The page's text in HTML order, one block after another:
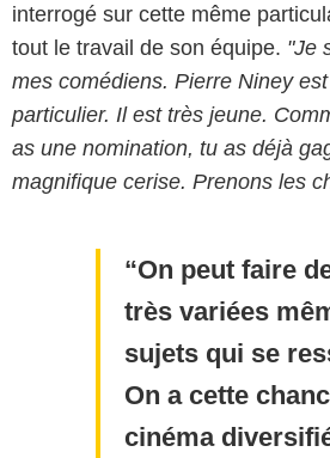
interrogé sur cette même
tout le travail de son équipe. "Je
mes comédiens. Pierre Niney est
particulier. Il est très jeune.
as une nomination, tu as déjà
magnifique cerise. Prenons les
On peut faire
très variées
sujets qui se
On a cette
cinéma